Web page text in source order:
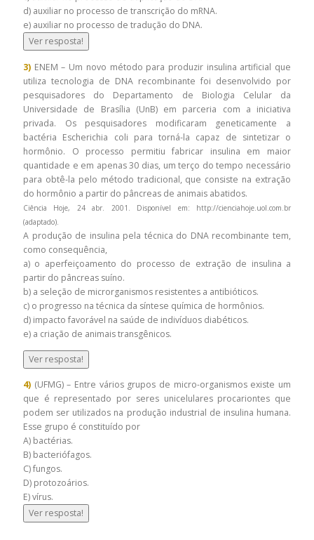
d) auxiliar no processo de transcrição do mRNA.
e) auxiliar no processo de tradução do DNA.
Ver resposta!
3) ENEM – Um novo método para produzir insulina artificial que
utiliza tecnologia de DNA recombinante foi desenvolvido por
pesquisadores do Departamento de Biologia Celular da
Universidade de Brasília (UnB) em parceria com a iniciativa
privada. Os pesquisadores modificaram geneticamente a
bactéria Escherichia coli para torná-la capaz de sintetizar o
hormônio. O processo permitiu fabricar insulina em maior
quantidade e em apenas 30 dias, um terço do tempo necessário
para obtê-la pelo método tradicional, que consiste na extração
do hormônio a partir do pâncreas de animais abatidos.
Ciência Hoje, 24 abr. 2001. Disponível em: http://cienciahoje.uol.com.br
(adaptado).
A produção de insulina pela técnica do DNA recombinante tem,
como consequência,
a) o aperfeiçoamento do processo de extração de insulina a
partir do pâncreas suíno.
b) a seleção de microrganismos resistentes a antibióticos.
c) o progresso na técnica da síntese química de hormônios.
d) impacto favorável na saúde de indivíduos diabéticos.
e) a criação de animais transgênicos.
Ver resposta!
4) (UFMG) – Entre vários grupos de micro-organismos existe um
que é representado por seres unicelulares procariontes que
podem ser utilizados na produção industrial de insulina humana.
Esse grupo é constituído por
A) bactérias.
B) bacteriófagos.
C) fungos.
D) protozoários.
E) vírus.
Ver resposta!